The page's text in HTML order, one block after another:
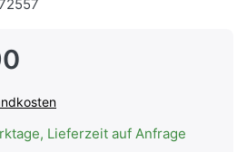
Lieferzeit auf Anfrage